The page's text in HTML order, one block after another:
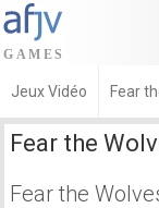
Jeux Vidéo Fear
Fear the
Fear the